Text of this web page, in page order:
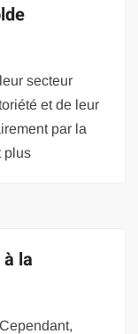
secteur
et de leur
par la
plus
la